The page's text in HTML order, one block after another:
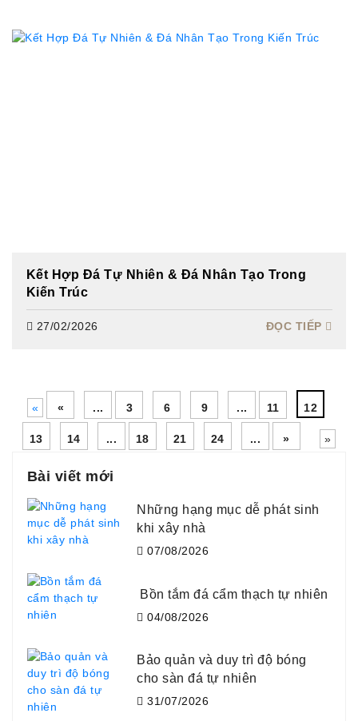
Kết Hợp Đá Tự Nhiên & Đá Nhân Tạo Trong
Kiến Trúc
27/02/2026 ĐỌC TIẾP
« « ... 3 6 9 ... 11 12
13 14 ... 18 21 24 ... » »
Bài viết mới
Những hạng mục dễ phát sinh
khi xây nhà
07/08/2026
Bồn tắm đá cẩm thạch tự nhiên
04/08/2026
Bảo quản và duy trì độ bóng
cho sàn đá tự nhiên
31/07/2026